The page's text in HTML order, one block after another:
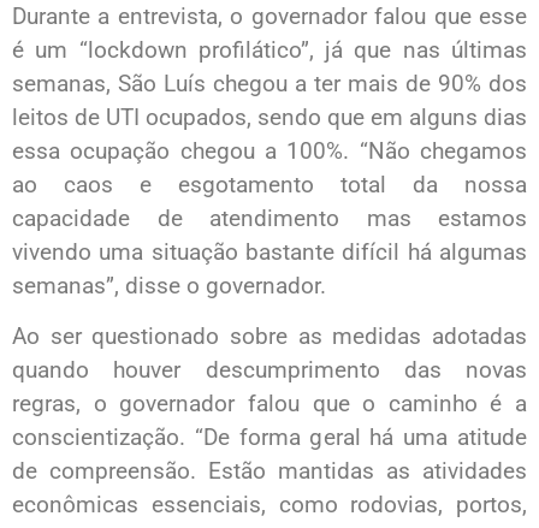
Durante a entrevista, o governador falou que esse
é um “lockdown profilático”, já que nas últimas
semanas, São Luís chegou a ter mais de 90% dos
leitos de UTI ocupados, sendo que em alguns dias
essa ocupação chegou a 100%. “Não chegamos
ao caos e esgotamento total da nossa
capacidade de atendimento mas estamos
vivendo uma situação bastante difícil há algumas
semanas”, disse o governador.
Ao ser questionado sobre as medidas adotadas
quando houver descumprimento das novas
regras, o governador falou que o caminho é a
conscientização. “De forma geral há uma atitude
de compreensão. Estão mantidas as atividades
econômicas essenciais, como rodovias, portos,